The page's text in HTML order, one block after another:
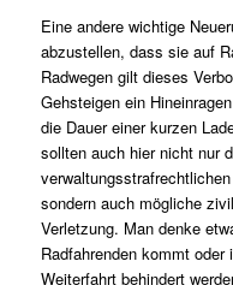
Eine andere wichtige
abzustellen, dass sie auf
Radwegen gilt dieses
Gehsteigen ein
die Dauer einer kurzen
sollten auch hier nicht nur
sondern auch mögliche
Verletzung. Man denke
Radfahrenden kommt
Weiterfahrt behindert